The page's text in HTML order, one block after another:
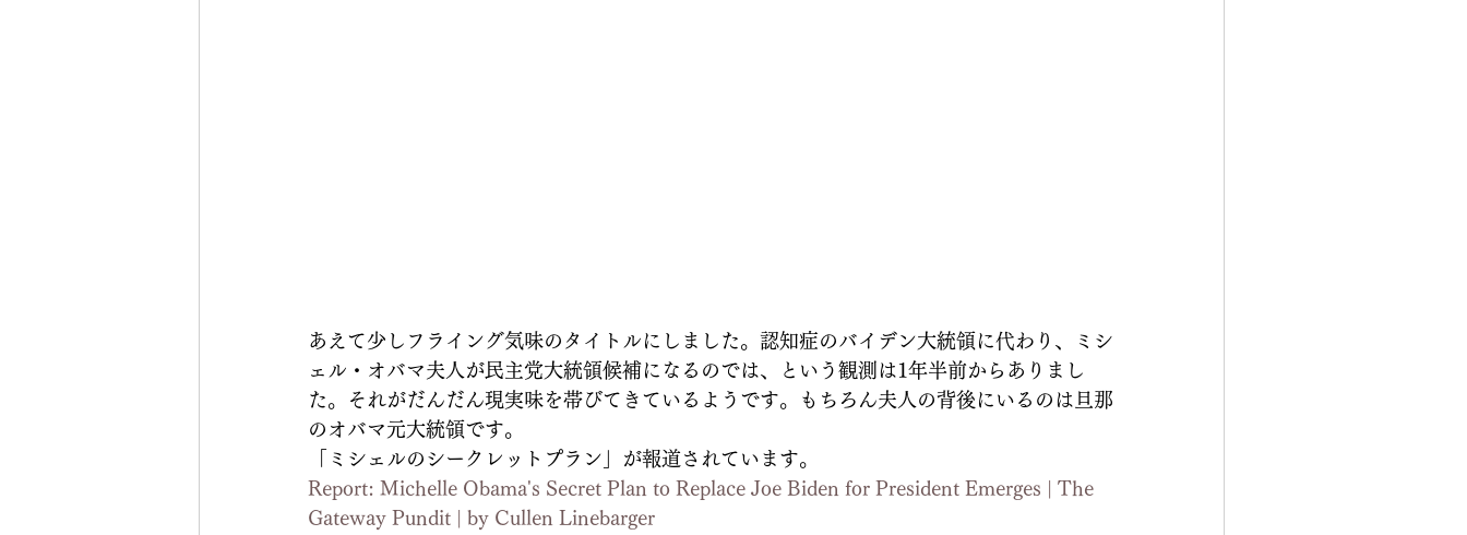
あえて少しフライング気味のタイトルにしました。認知症のバイデン大統領に代わり、ミシ
ェル・オバマ夫人が民主党大統領候補になるのでは、という観測は1年半前からありまし
た。それがだんだん現実味を帯びてきているようです。もちろん夫人の背後にいるのは旦那
のオバマ元大統領です。
「ミシェルのシークレットプラン」が報道されています。
Report: Michelle Obama's Secret Plan to Replace Joe Biden for President Emerges | The
Gateway Pundit | by Cullen Linebarger